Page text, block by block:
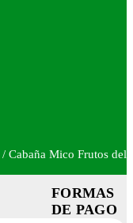
/ Cabaña Mico Frutos del
FORMAS
DE PAGO